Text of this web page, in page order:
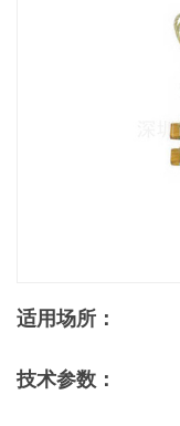
适用场所：
技术参数：